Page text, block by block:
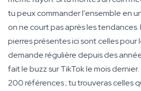
tu peux commander l'ensemble en
on ne court pas après les
pierres présentes ici sont celles pour
demande régulière depuis des
fait le buzz sur TikTok le mois
200 références ; tu trouveras celles